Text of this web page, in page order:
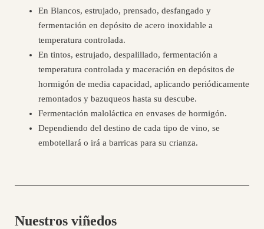
En Blancos, estrujado, prensado, desfangado y
fermentación en depósito de acero inoxidable a
temperatura controlada.
En tintos, estrujado, despalillado, fermentación a
temperatura controlada y maceración en depósitos de
hormigón de media capacidad, aplicando periódicamente
remontados y bazuqueos hasta su descube.
Fermentación maloláctica en envases de hormigón.
Dependiendo del destino de cada tipo de vino, se
embotellará o irá a barricas para su crianza.
Nuestros viñedos